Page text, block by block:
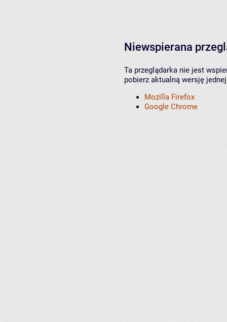
Niewspierana
Ta przeglądarka nie jest
pobierz aktualną wersję
Mozilla Firefox
Google Chrome